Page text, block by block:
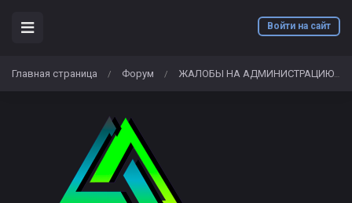
Войти на сайт
Главная страница / Форум / ЖАЛОБЫ НА АДМИНИСТРАЦИЮ